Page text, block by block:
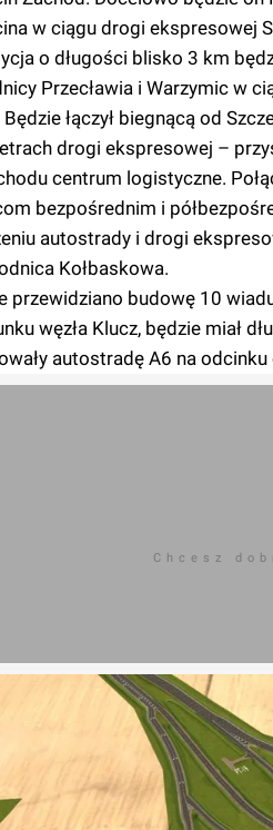
w ciągu drogi ekspresowej
o długości blisko 3 km
Przecławia i Warzymic w
Będzie łączył biegnącą od
drogi ekspresowej –
centrum logistyczne.
bezpośrednim i
autostrady i drogi
Kołbaskowa.
przewidziano budowę 10
węzła Klucz, będzie miał
autostradę A6 na
Chcesz